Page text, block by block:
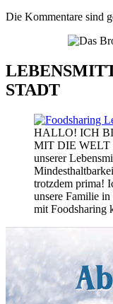
Die Kommentare sind
STADT
HALLO! ICH
MIT DIE WELT
unserer
trotzdem prima!
unsere Familie
mit Foodsharing